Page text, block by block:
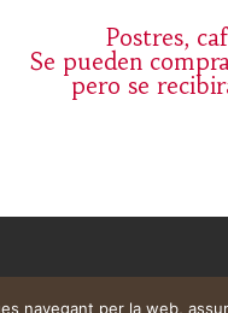
Postres,
Se pueden
pero se
navegant per la web,